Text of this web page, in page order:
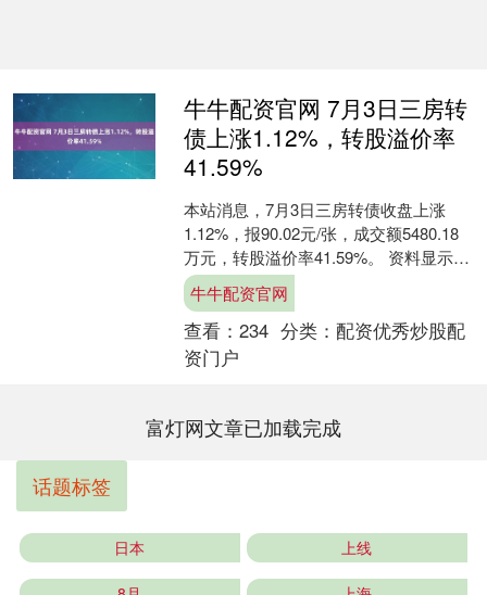
牛牛配资官网 7月3日三房转
债上涨1.12%，转股溢价率
41.59%
本站消息，7月3日三房转债收盘上涨
1.12%，报90.02元/张，成交额5480.18
万元，转股溢价率41.59%。 资料显示，
三房转债信用级别为“A+”，债券....
牛牛配资官网
查看： 234 分类： 配资优秀炒股配
资门户
富灯网文章已加载完成
话题标签
日本 上线